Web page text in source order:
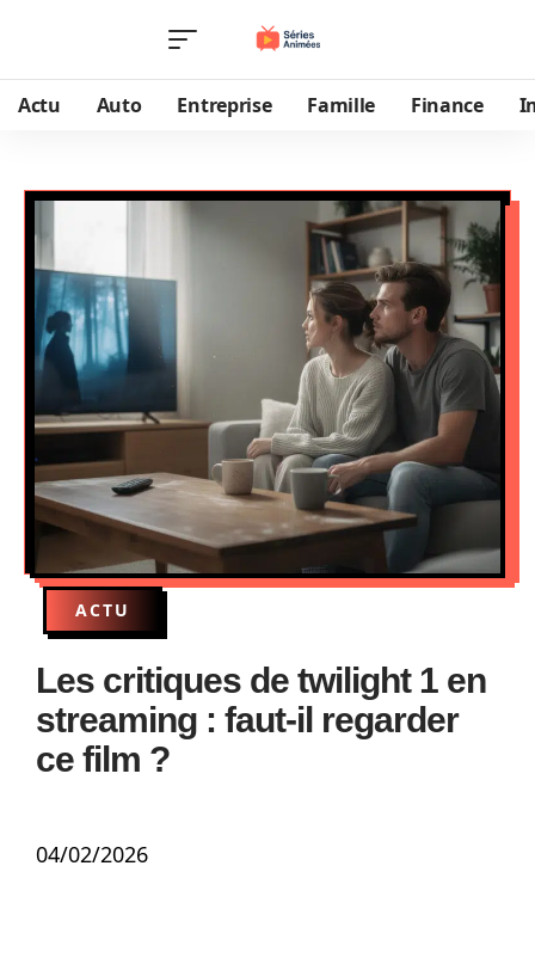
Actu Auto Entreprise Famille Finance
ACTU
Les critiques de twilight 1 en
streaming : faut-il regarder
ce film ?
04/02/2026